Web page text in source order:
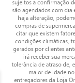
sujeitos a confirmação
são agendados com dia
haja alteração,
compras de
citar que existem
condições climáticas,
gerados por clientes
irá receber sua
tolerância de atraso de,
maior de idade
entregadores da Loja